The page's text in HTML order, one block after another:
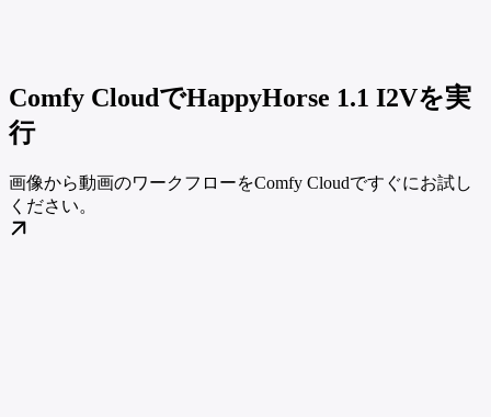
Comfy CloudでHappyHorse 1.1 I2Vを実
行
画像から動画のワークフローをComfy Cloudですぐにお試し
ください。